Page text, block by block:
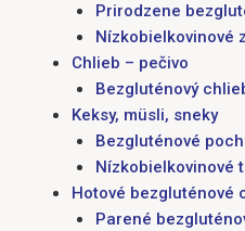
Prirodzene
Nízkobielkovinové
Chlieb – pečivo
Bezgluténový
Keksy, müsli, sneky
Bezgluténové
Nízkobielkovinové
Hotové bezgluténové
Parené